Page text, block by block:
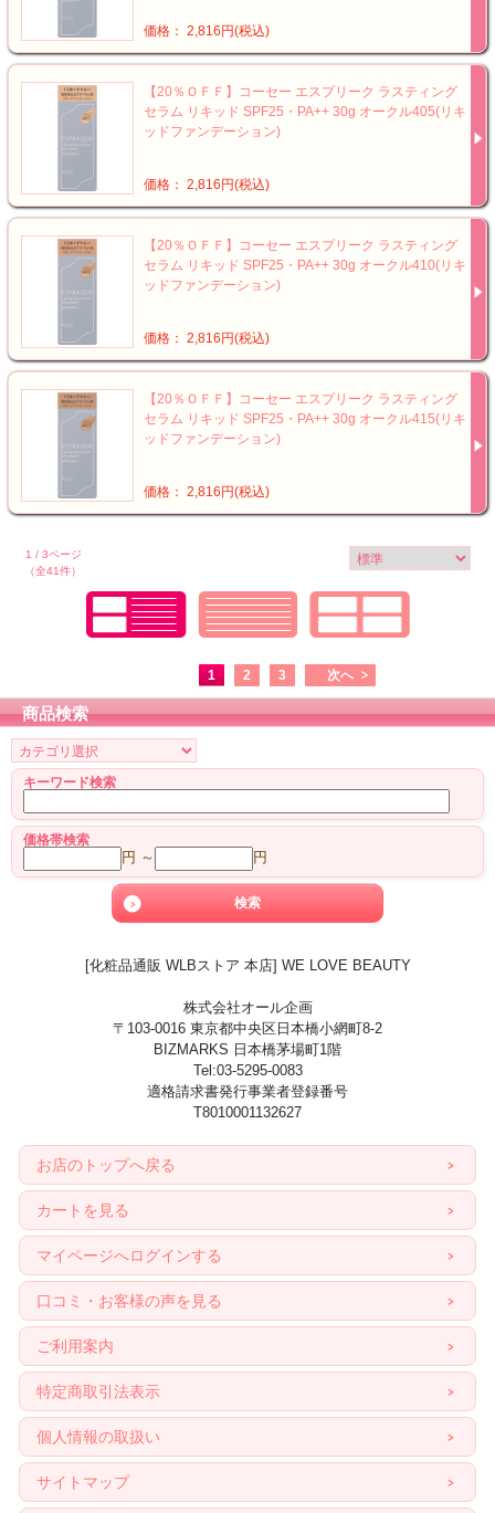
価格： 2,816円(税込)
【20％ＯＦＦ】コーセー エスプリーク ラスティング
セラム リキッド SPF25・PA++ 30g オークル405(リキ
ッドファンデーション)
価格： 2,816円(税込)
【20％ＯＦＦ】コーセー エスプリーク ラスティング
セラム リキッド SPF25・PA++ 30g オークル410(リキ
ッドファンデーション)
価格： 2,816円(税込)
【20％ＯＦＦ】コーセー エスプリーク ラスティング
セラム リキッド SPF25・PA++ 30g オークル415(リキ
ッドファンデーション)
価格： 2,816円(税込)
1 / 3ページ
（全41件）
1 2 3 次へ
商品検索
キーワード検索
価格帯検索
円 ～ 円
[化粧品通販 WLBストア 本店] WE LOVE BEAUTY
株式会社オール企画
〒103-0016 東京都中央区日本橋小網町8-2
BIZMARKS 日本橋茅場町1階
Tel:03-5295-0083
適格請求書発行事業者登録番号
T8010001132627
お店のトップへ戻る
カートを見る
マイページへログインする
口コミ・お客様の声を見る
ご利用案内
特定商取引法表示
個人情報の取扱い
サイトマップ